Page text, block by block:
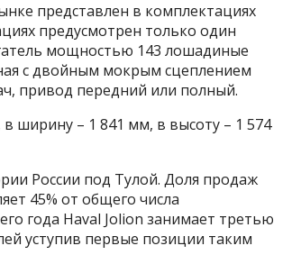
представлен в комплектациях
предусмотрен только один
мощностью 143 лошадиные
с двойным мокрым сцеплением
привод передний или полный.
ширину – 1 841 мм, в высоту – 1 574
России под Тулой. Доля продаж
45% от общего числа
года Haval Jolion занимает третью
уступив первые позиции таким